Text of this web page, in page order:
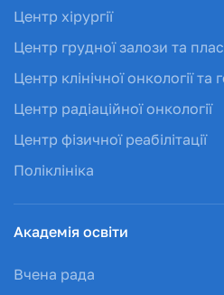
Центр хірургії
Центр грудної залози та
Центр клінічної онкології та
Центр радіаційної онкології
Центр фізичної реабілітації
Поліклініка
Академія освіти
Вчена рада